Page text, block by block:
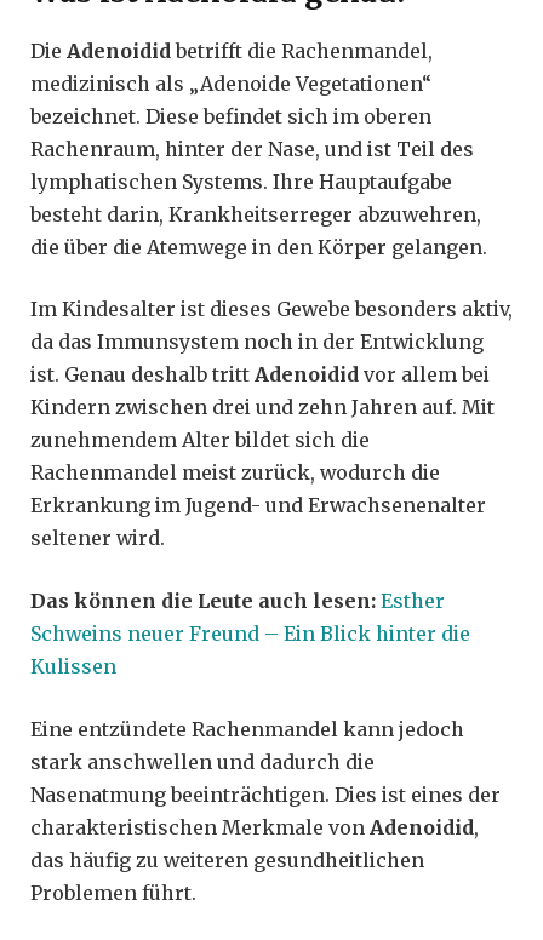
Die Adenoidid betrifft die Rachenmandel,
medizinisch als „Adenoide Vegetationen“
bezeichnet. Diese befindet sich im oberen
Rachenraum, hinter der Nase, und ist Teil des
lymphatischen Systems. Ihre Hauptaufgabe
besteht darin, Krankheitserreger abzuwehren,
die über die Atemwege in den Körper gelangen.
Im Kindesalter ist dieses Gewebe besonders aktiv,
da das Immunsystem noch in der Entwicklung
ist. Genau deshalb tritt Adenoidid vor allem bei
Kindern zwischen drei und zehn Jahren auf. Mit
zunehmendem Alter bildet sich die
Rachenmandel meist zurück, wodurch die
Erkrankung im Jugend- und Erwachsenenalter
seltener wird.
Das können die Leute auch lesen: Esther
Schweins neuer Freund – Ein Blick hinter die
Kulissen
Eine entzündete Rachenmandel kann jedoch
stark anschwellen und dadurch die
Nasenatmung beeinträchtigen. Dies ist eines der
charakteristischen Merkmale von Adenoidid,
das häufig zu weiteren gesundheitlichen
Problemen führt.